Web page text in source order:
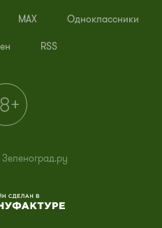
MAX Одноклассники
RSS